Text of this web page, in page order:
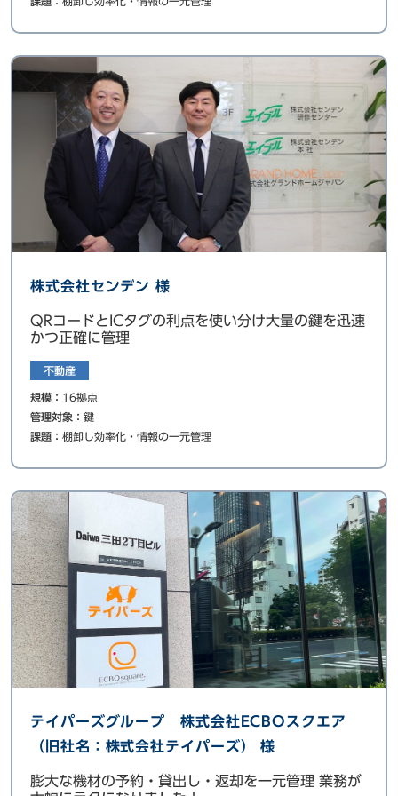
株式会社センデン 様
QRコードとICタグの利点を使い分け大量の鍵を迅速
かつ正確に管理
不動産
規模： 16拠点
管理対象： 鍵
課題： 棚卸し効率化・情報の一元管理
テイパーズグループ 株式会社ECBOスクエア
（旧社名：株式会社テイパーズ） 様
膨大な機材の予約・貸出し・返却を一元管理 業務が